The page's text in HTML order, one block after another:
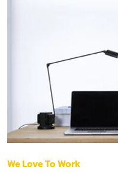
We Love To Work